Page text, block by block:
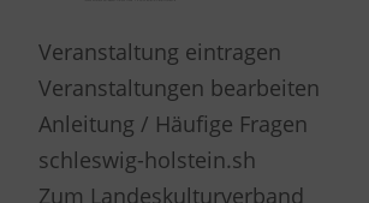
Veranstaltung eintragen
Veranstaltungen bearbeiten
Anleitung / Häufige Fragen
schleswig-holstein.sh
Zum Landeskulturverband